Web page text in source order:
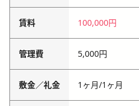
賃料 100,000円
管理費 5,000円
敷金／礼金 1ヶ月/1ヶ月